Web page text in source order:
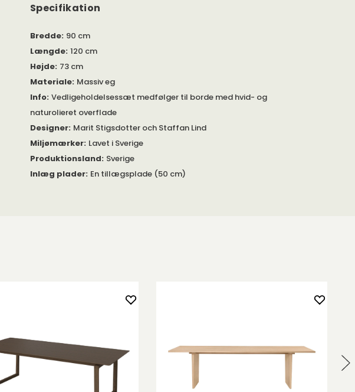
Specifikation
Bredde: 90 cm
Længde: 120 cm
Højde: 73 cm
Materiale: Massiv eg
Info: Vedligeholdelsessæt medfølger til borde med hvid- og
naturolieret overflade
Designer: Marit Stigsdotter och Staffan Lind
Miljømærker: Lavet i Sverige
Produktionsland: Sverige
Inlæg plader: En tillægsplade (50 cm)